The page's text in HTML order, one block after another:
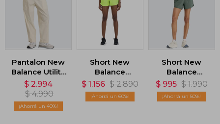
Pantalon New
Balance Utility
- Beige
$ 2.994
$ 4.990
40
Short New
Balance
Impact Run
3in - Verde
$ 1.156 $ 2.890
60
Short New
Balance
Essentials 3in -
Verde
$ 995 $ 1.990
50